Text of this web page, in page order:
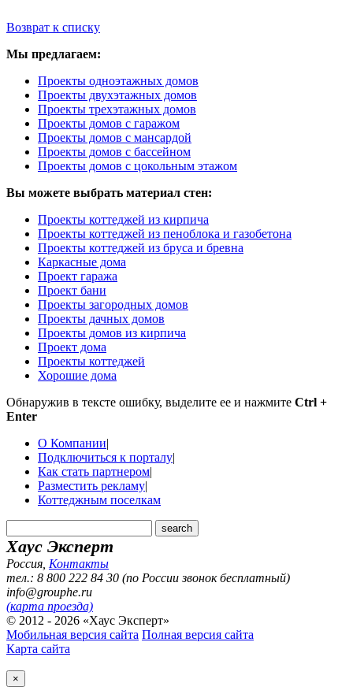
Возврат к списку
Мы предлагаем:
Проекты одноэтажных домов
Проекты двухэтажных домов
Проекты трехэтажных домов
Проекты домов с гаражом
Проекты домов с мансардой
Проекты домов с бассейном
Проекты домов с цокольным этажом
Вы можете выбрать материал стен:
Проекты коттеджей из кирпича
Проекты коттеджей из пеноблока и газобетона
Проекты коттеджей из бруса и бревна
Каркасные дома
Проект гаража
Проект бани
Проекты загородных домов
Проекты дачных домов
Проекты домов из кирпича
Проект дома
Проекты коттеджей
Хорошие дома
Обнаружив в тексте ошибку, выделите ее и нажмите Ctrl +
Enter
О Компании|
Подключиться к порталу|
Как стать партнером|
Разместить рекламу|
Коттеджным поселкам
Хаус Эксперт
Россия Контакты
тел.: 8 800 222 84 30 (по России звонок бесплатный)
info@grouphe.ru
(карта проезда)
© 2012 - 2026 «Хаус Эксперт»
Мобильная версия сайта Полная версия сайта
Карта сайта
×